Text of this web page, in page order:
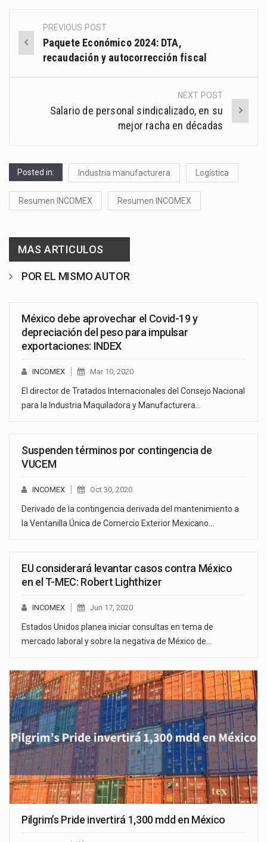
Post
navigation
PREVIOUS POST
Paquete Económico 2024: DTA,
recaudación y autocorrección fiscal
NEXT POST
Salario de personal sindicalizado, en su
mejor racha en décadas
Posted in: Industria manufacturera Logística
Resumen INCOMEX Resumen INCOMEX
MAS ARTICULOS
POR EL MISMO AUTOR
México debe aprovechar el Covid-19 y
depreciación del peso para impulsar
exportaciones: INDEX
INCOMEX Mar 10, 2020
El director de Tratados Internacionales del Consejo Nacional
para la Industria Maquiladora y Manufacturera…
Suspenden términos por contingencia de
VUCEM
INCOMEX Oct 30, 2020
Derivado de la contingencia derivada del mantenimiento a
la Ventanilla Única de Comercio Exterior Mexicano…
EU considerará levantar casos contra México
en el T-MEC: Robert Lighthizer
INCOMEX Jun 17, 2020
Estados Unidos planea iniciar consultas en tema de
mercado laboral y sobre la negativa de México de…
Pilgrim’s Pride invertirá 1,300 mdd en México